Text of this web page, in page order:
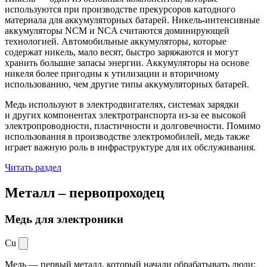
используются при производстве прекурсоров катодного
материала для аккумуляторных батарей. Никель-интенсивные
аккумуляторы NCM и NCA считаются доминирующей
технологией. Автомобильные аккумуляторы, которые
содержат никель, мало весят, быстро заряжаются и могут
хранить большие запасы энергии. Аккумуляторы на основе
никеля более пригодны к утилизации и вторичному
использованию, чем другие типы аккумуляторных батарей.
Медь используют в электродвигателях, системах зарядки
и других компонентах электротранспорта из-за ее высокой
электропроводности, пластичности и долговечности. Помимо
использования в производстве электромобилей, медь также
играет важную роль в инфраструктуре для их обслуживания.
Читать раздел
Металл –первопроходец
Медь для электроники
Cu
Медь — первый металл, который начали обрабатывать люди: